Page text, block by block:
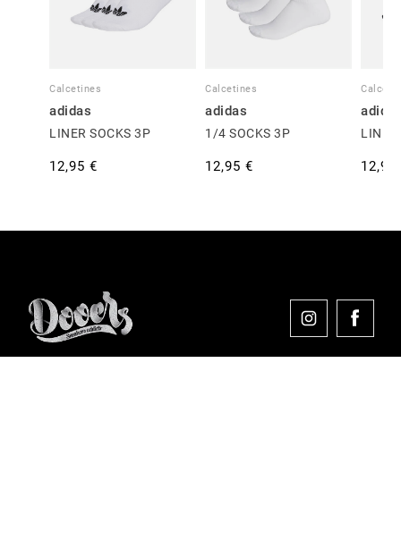
Calcetines
adidas
LINER SOCKS 3P
12,95 €
Calcetines
adidas
1/4 SOCKS 3P
12,95 €
LINER
12,95